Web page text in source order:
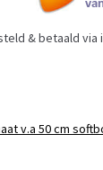
& betaald via
v.a 50 cm